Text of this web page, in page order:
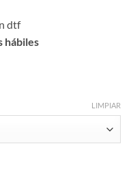
dtf
hábiles
LIMPIAR